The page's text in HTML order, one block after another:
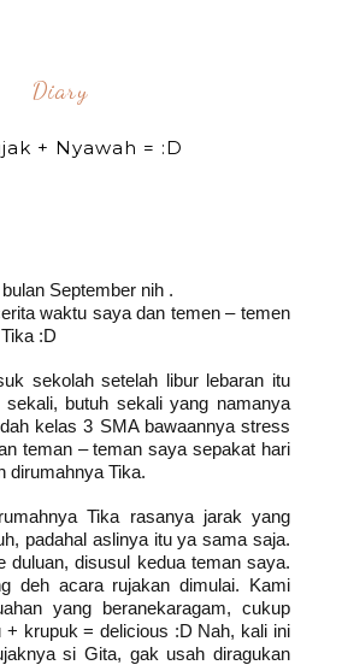
Diary
+ Nyawah = :D
September nih .
waktu saya dan temen – temen
:D
sekolah setelah libur lebaran itu
sekali, butuh sekali yang namanya
kelas 3 SMA bawaannya stress
teman – teman saya sepakat hari
dirumahnya Tika.
Tika rasanya jarak yang
padahal aslinya itu ya sama saja.
duluan, disusul kedua teman saya.
deh acara rujakan dimulai. Kami
yang beranekaragam, cukup
+ krupuk = delicious :D Nah, kali ini
si Gita, gak usah diragukan